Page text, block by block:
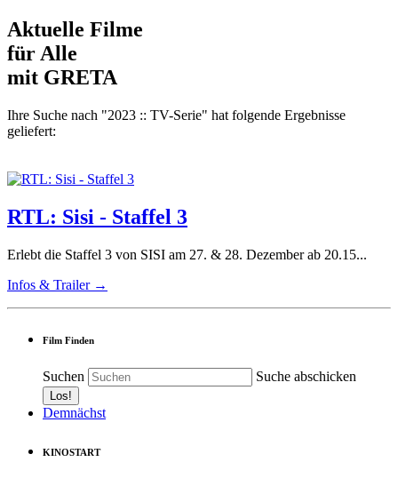
Aktuelle Filme
für Alle
mit GRETA
Ihre Suche nach "2023 :: TV-Serie" hat folgende Ergebnisse
geliefert:
RTL: Sisi - Staffel 3
Erlebt die Staffel 3 von SISI am 27. & 28. Dezember ab 20.15...
Infos & Trailer →
Film Finden
Suchen Suche abschicken
Demnächst
KINOSTART